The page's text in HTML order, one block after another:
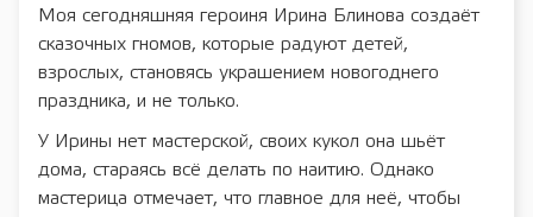
Моя сегодняшняя героиня Ирина Блинова создаёт
сказочных гномов, которые радуют детей,
взрослых, становясь украшением новогоднего
праздника, и не только.
У Ирины нет мастерской, своих кукол она шьёт
дома, стараясь всё делать по наитию. Однако
мастерица отмечает, что главное для неё, чтобы